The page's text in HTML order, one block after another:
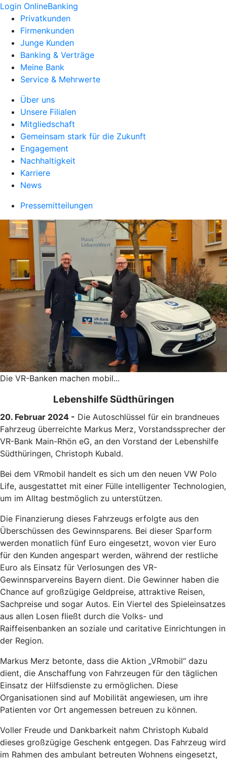
Login OnlineBanking
Privatkunden
Firmenkunden
Junge Kunden
Banking & Verträge
Meine Bank
Service & Mehrwerte
Über uns
Unsere Filialen
Mitgliedschaft
Gemeinsam stark für die Zukunft
Engagement
Nachhaltigkeit
Karriere
News
Pressemitteilungen
Die VR-Banken machen mobil...
Lebenshilfe Südthüringen
20. Februar 2024 - Die Autoschlüssel für ein brandneues
Fahrzeug überreichte Markus Merz, Vorstandssprecher der
VR-Bank Main-Rhön eG, an den Vorstand der Lebenshilfe
Südthüringen, Christoph Kubald.
Bei dem VRmobil handelt es sich um den neuen VW Polo
Life, ausgestattet mit einer Fülle intelligenter Technologien,
um im Alltag bestmöglich zu unterstützen.
Die Finanzierung dieses Fahrzeugs erfolgte aus den
Überschüssen des Gewinnsparens. Bei dieser Sparform
werden monatlich fünf Euro eingesetzt, wovon vier Euro
für den Kunden angespart werden, während der restliche
Euro als Einsatz für Verlosungen des VR-
Gewinnsparvereins Bayern dient. Die Gewinner haben die
Chance auf großzügige Geldpreise, attraktive Reisen,
Sachpreise und sogar Autos. Ein Viertel des Spieleinsatzes
aus allen Losen fließt durch die Volks- und
Raiffeisenbanken an soziale und caritative Einrichtungen in
der Region.
Markus Merz betonte, dass die Aktion „VRmobil“ dazu
dient, die Anschaffung von Fahrzeugen für den täglichen
Einsatz der Hilfsdienste zu ermöglichen. Diese
Organisationen sind auf Mobilität angewiesen, um ihre
Patienten vor Ort angemessen betreuen zu können.
Voller Freude und Dankbarkeit nahm Christoph Kubald
dieses großzügige Geschenk entgegen. Das Fahrzeug wird
im Rahmen des ambulant betreuten Wohnens eingesetzt,